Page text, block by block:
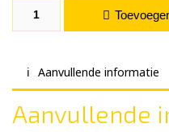
Fluor Yellow aantal
Aanvullende informatie
Aanvullende